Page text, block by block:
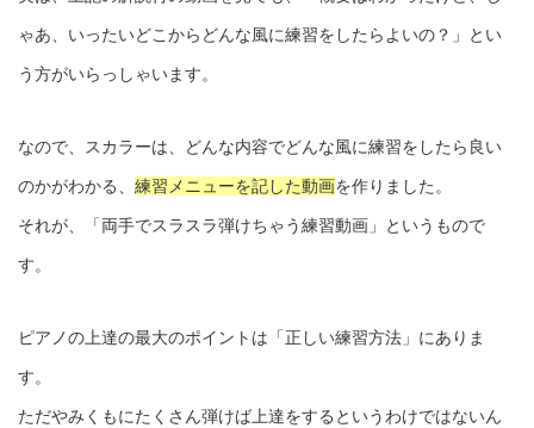
ゃあ、いったいどこからどんな風に練習をしたらよいの？」とい
う方がいらっしゃいます。
なので、スカラーは、どんな内容でどんな風に練習をしたら良い
のかがわかる、 練習メニューを記した動画を作りました。
それが、「両手でスラスラ弾けちゃう練習動画」というもので
す。
ピアノの上達の最大のポイントは「正しい練習方法」にありま
す。
ただやみくもにたくさん弾けば上達をするというわけではないん